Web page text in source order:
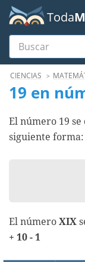
Toda
Buscar
MenúCIENCIAS
19 en
El número 19
siguiente
El número XIX
+ 10 - 1